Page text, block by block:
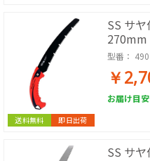
送料無料 即日出荷
SS サ
270mm
型番：
￥
お届け目
SS サ